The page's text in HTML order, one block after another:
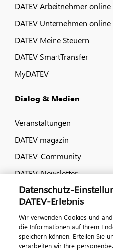
DATEV Arbeitnehmer online
DATEV Unternehmen online
DATEV Meine Steuern
DATEV SmartTransfer
MyDATEV
Dialog & Medien
Veranstaltungen
DATEV magazin
DATEV-Community
DATEV-Newsletter
Datenschutz-
DATEV-Erlebnis
Wir verwenden Cookies und
die Informationen auf Ihrem
speichern können. Erteilen Sie
verarbeiten wir Ihre